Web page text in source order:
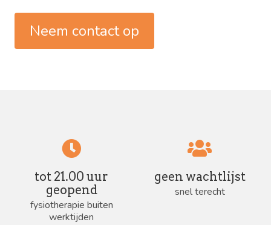
Neem contact op
tot 21.00 uur
geopend
fysiotherapie buiten
werktijden
geen wachtlijst
snel terecht